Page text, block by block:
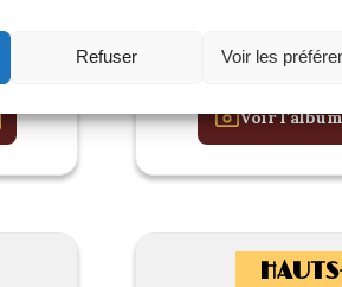
Refuser Voir les
Voir